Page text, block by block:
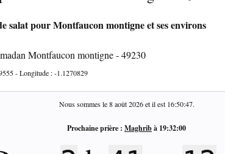
salat pour Montfaucon montigne et ses environs
Montfaucon montigne - 49230
- Longitude :-1.1270829
Nous sommes le8 août 2026et il est 16:50:48.
Prochaine prière : Maghribà 19:32:00